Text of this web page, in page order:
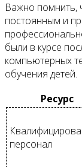
Важно помнить,
постоянным и
были в курсе
компьютерных
обучения детей.
Ресурс
персонал